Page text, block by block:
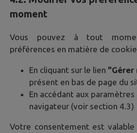
moment
Vous pouvez à tout
préférences en matière de
En cliquant sur le lien "Gérer
présent en bas de page du
En accédant aux
navigateur (voir section 4.3)
Votre consentement est valable